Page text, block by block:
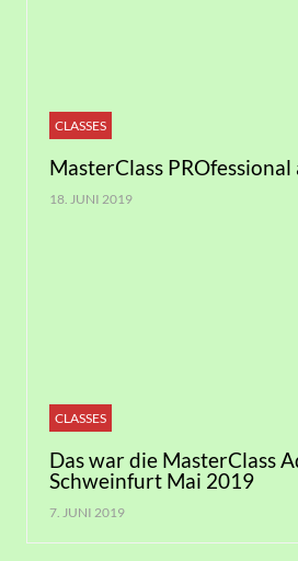
CLASSES
MasterClass
18. JUNI 2019
CLASSES
Das war die MasterClass
Schweinfurt Mai 2019
7. JUNI 2019